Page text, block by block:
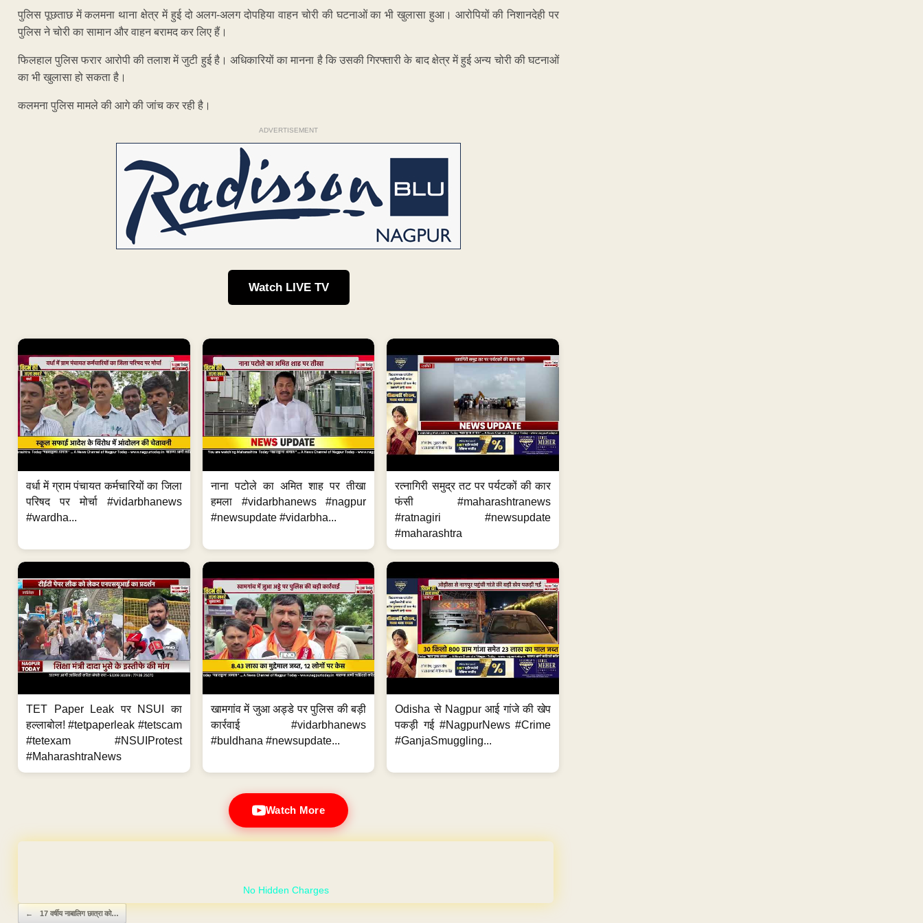
पुलिस पूछताछ में कलमना थाना क्षेत्र में हुई दो अलग-अलग दोपहिया वाहन चोरी की घटनाओं का भी खुलासा हुआ। आरोपियों की निशानदेही पर
पुलिस ने चोरी का सामान और वाहन बरामद कर लिए हैं।
फिलहाल पुलिस फरार आरोपी की तलाश में जुटी हुई है। अधिकारियों का मानना है कि उसकी गिरफ्तारी के बाद क्षेत्र में हुई अन्य चोरी की घटनाओं
का भी खुलासा हो सकता है।
कलमना पुलिस मामले की आगे की जांच कर रही है।
ADVERTISEMENT
Watch LIVE TV
वर्धा में ग्राम पंचायत कर्मचारियों का जिला
परिषद पर मोर्चा #vidarbhanews
#wardha...
नाना पटोले का अमित शाह पर तीखा
हमला #vidarbhanews #nagpur
#newsupdate #vidarbha...
रत्नागिरी समुद्र तट पर पर्यटकों की कार
फंसी #maharashtranews
#ratnagiri #newsupdate
#maharashtra
TET Paper Leak पर NSUI का
हल्लाबोल! #tetpaperleak #tetscam
#tetexam #NSUIProtest
#MaharashtraNews
खामगांव में जुआ अड्डे पर पुलिस की बड़ी
कार्रवाई #vidarbhanews
#buldhana #newsupdate...
Odisha से Nagpur आई गांजे की खेप
पकड़ी गई #NagpurNews #Crime
#GanjaSmuggling...
Watch More
Post navigation
← 17 वर्षीय नाबालिग छात्रा को…